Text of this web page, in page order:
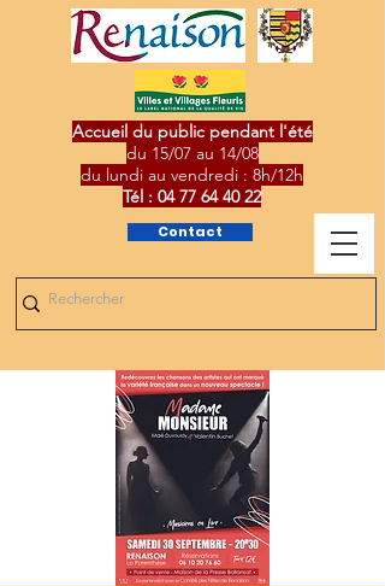
Contact
Accueil du public pendant l'été
du 15/07 au 14/08
du lundi au vendredi : 8h/12h
Tél : 04 77 64 40 22